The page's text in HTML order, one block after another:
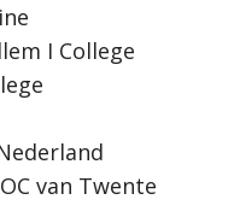
I College
van Twente